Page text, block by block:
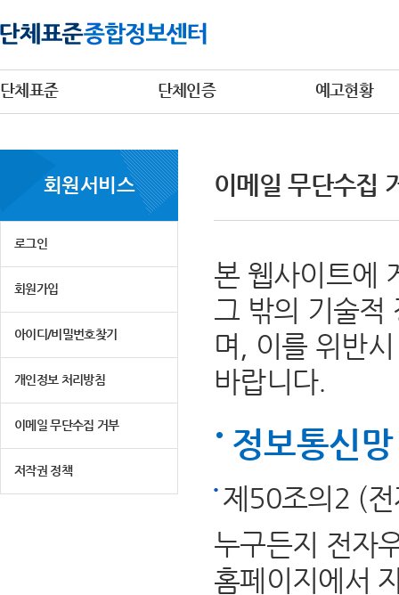
단체표준 단체인증 예고현황
회원서비스
로그인
회원가입
아이디/비밀번호찾기
개인정보 처리방침
이메일 무단수집 거부
저작권 정책
이메일 무단수집
본 웹사이트에
그 밖의 기술적
며, 이를 위반
바랍니다.
정보통신
제50조의2 (
누구든지 전자
홈페이지에서